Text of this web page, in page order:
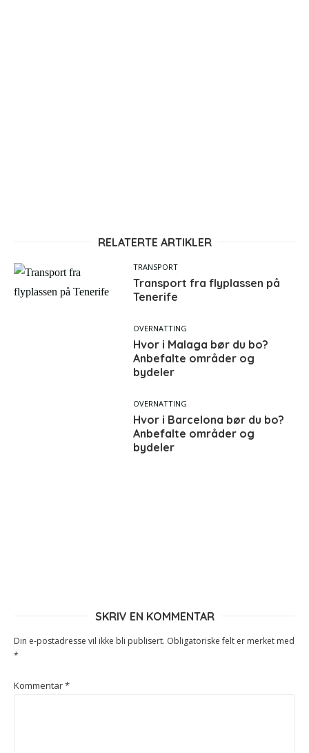
RELATERTE ARTIKLER
TRANSPORT
Transport fra flyplassen på
Tenerife
OVERNATTING
Hvor i Malaga bør du bo?
Anbefalte områder og
bydeler
OVERNATTING
Hvor i Barcelona bør du bo?
Anbefalte områder og
bydeler
SKRIV EN KOMMENTAR
Din e-postadresse vil ikke bli publisert. Obligatoriske felt er merket med
*
Kommentar*